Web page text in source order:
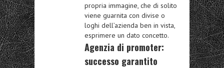
propria immagine, che di solito
viene guarnita con divise o
loghi dell’azienda ben in vista,
esprimere un dato concetto.
Agenzia di promoter:
successo garantito